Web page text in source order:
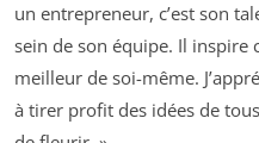
un entrepreneur, c’est son
sein de son équipe. Il inspire
meilleur de soi-même.
à tirer profit des idées de